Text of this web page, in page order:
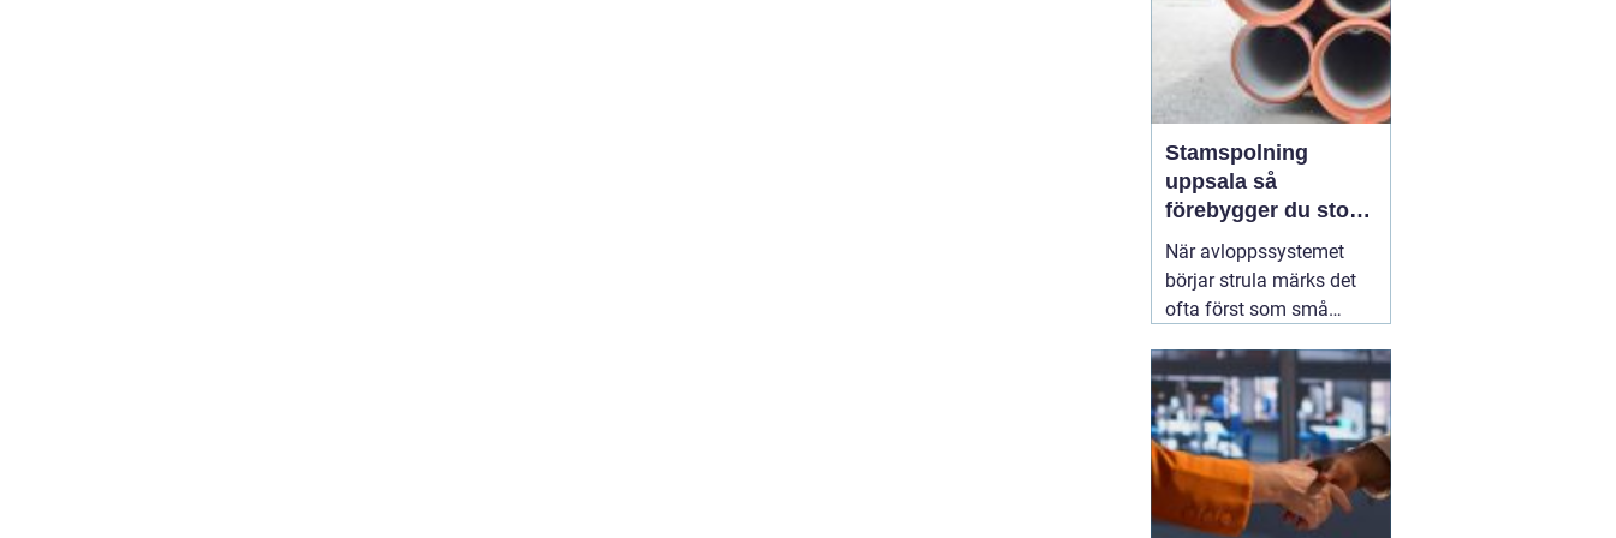
Stamspolning
uppsala så
förebygger du stopp
och vattenskador i
fastigheten
När avloppssystemet
börjar strula märks det
ofta först som små
långsam avrinning i kök
och badrum, bubblor i
handfatet eller en svag
men återkommande
avloppslukt. För många
fastighetsägare i